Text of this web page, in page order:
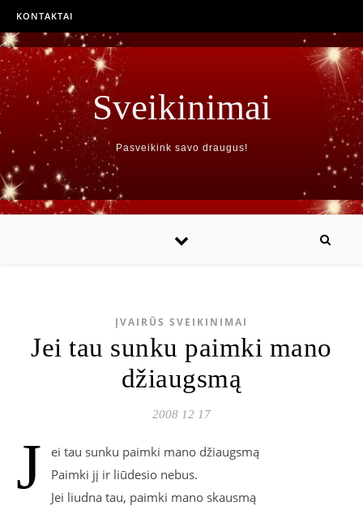
KONTAKTAI
Sveikinimai
Pasveikink savo draugus!
ĮVAIRŪS SVEIKINIMAI
Jei tau sunku paimki mano
džiaugsmą
2008 12 17
J
ei tau sunku paimki mano džiaugsmą
Paimki jį ir liūdesio nebus.
Jei liudna tau, paimki mano skausmą